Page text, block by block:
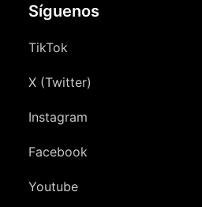
Síguenos
TikTok
X (Twitter)
Instagram
Facebook
Youtube